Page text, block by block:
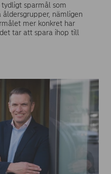
sparmål som
nämligen
mer konkret har
tar att spara ihop till